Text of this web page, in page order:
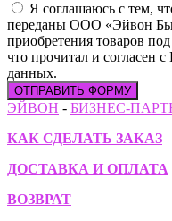
Я соглашаюсь с тем,
переданы ООО «Эйвон
приобретения товаров
что прочитал и согласен
данных.
ОТПРАВИТЬ ФОРМУ
ЭЙВОН - БИЗНЕС-
КАК СДЕЛАТЬ ЗАКАЗ
ДОСТАВКА И ОПЛАТА
ВОЗВРАТ